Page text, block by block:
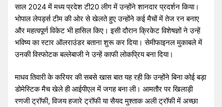
साल 2024 में मध्य प्रदेश टी20 लीग में उन्होंने शानदार प्रदर्शन किया।
भोपाल लेपर्ड्स टीम की ओर से खेलते हुए उन्होंने कई मैचों में तेज रन बनाए
और महत्वपूर्ण विकेट भी हासिल किए। इसी दौरान क्रिकेट विशेषज्ञों ने उन्हें
भविष्य का स्टार ऑलराउंडर बताना शुरू कर दिया। सेमीफाइनल मुकाबले में
उनकी विस्फोटक बल्लेबाजी ने उन्हें काफी लोकप्रिय बना दिया।
माधव तिवारी के करियर की सबसे खास बात यह रही कि उन्होंने बिना कोई बड़ा
डोमेस्टिक मैच खेले ही आईपीएल में जगह बना ली। आमतौर पर खिलाड़ी
रणजी ट्रॉफी, विजय हजारे ट्रॉफी या सैयद मुश्ताक अली ट्रॉफी में अच्छा